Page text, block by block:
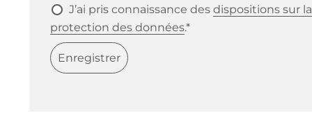
J’ai pris connaissance des dispositions sur la
protection des données.*
Enregistrer